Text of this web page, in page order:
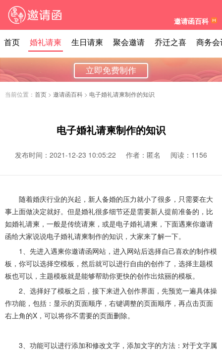
邀请函百科
首页 婚礼请柬 生日请柬 聚会邀请 乔迁之喜 商务会
立即免费制作
当前位置： 首页 > 邀请函百科 > 电子婚礼请柬制作的知识
电子婚礼请柬制作的知识
发布时间：2021-12-23 10:05:22 作者：匿名 阅读：1156
随着婚庆行业的兴起，新人备婚的压力就小了很多，只需要在大
事上面做决定就好。但是婚礼很多细节还是需要新人提前准备的，比
如婚礼请柬，一般是传统请柬，或是电子婚礼请柬，下面遇柬你邀请
函给大家说说电子婚礼请柬制作的知识，大家来了解一下。
1、先进入遇柬你邀请函网站，进入网站后选择自己喜欢的制作模
板，你可以选择空模板，然后就可以进行自由的创作了，选择主题模
板也可以，主题模板就是能够帮助你更快的创作出炫丽的模板。
2、选择好了模板之后，接下来进入创作界面，先预览一遍具体操
作功能，包括：显示的页面顺序，右键调整的页面顺序，再点击页面
右上角的X，可以将你不需要的页面删除。
3、功能可以进行添加和修改文字，添加文字的方法：对于文字属